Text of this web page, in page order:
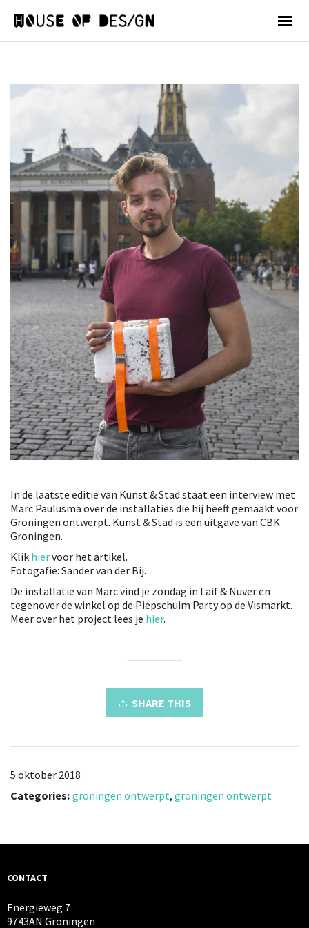
In de laatste editie van Kunst & Stad staat een interview met
Marc Paulusma over de installaties die hij heeft gemaakt voor
Groningen ontwerpt. Kunst & Stad is een uitgave van CBK
Groningen.
Klik hiervoor het artikel.
Fotogafie: Sander van der Bij.
De installatie van Marc vind je zondag in Laif & Nuver en
tegenover de winkel op de Piepschuim Party op de Vismarkt.
Meer over het project lees je hier.
SHARE THIS
5 oktober 2018
Categories: groningen ontwerpt, groningen ontwerpt
CONTACT
Energieweg 7
9743AN Groningen